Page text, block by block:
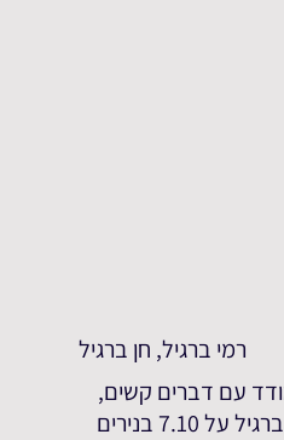
רמי ברגיל, חן ברגיל
עם דברים קשים,
7.10 בנירים